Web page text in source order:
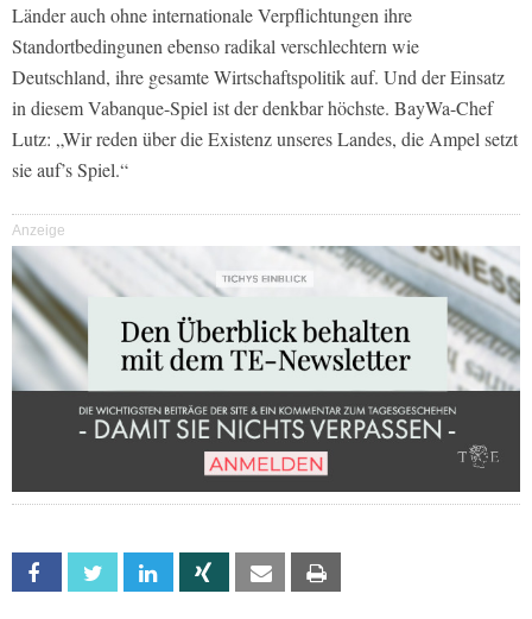
Länder auch ohne internationale Verpflichtungen ihre
Standortbedingunen ebenso radikal verschlechtern wie
Deutschland, ihre gesamte Wirtschaftspolitik auf. Und der Einsatz
in diesem Vabanque-Spiel ist der denkbar höchste. BayWa-Chef
Lutz: „Wir reden über die Existenz unseres Landes, die Ampel setzt
sie auf’s Spiel.“
Anzeige
Facebook Twitter Linkedin Xing Email